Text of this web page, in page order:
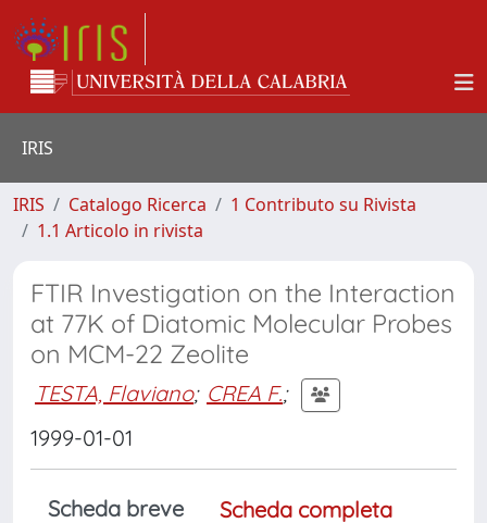
IRIS
IRIS Catalogo Ricerca
1 Contributo su Rivista
1.1 Articolo in rivista
FTIR Investigation on the Interaction
at 77K of Diatomic Molecular Probes
on MCM-22 Zeolite
TESTA, Flaviano; CREA F.;
1999-01-01
Scheda breve
Scheda completa